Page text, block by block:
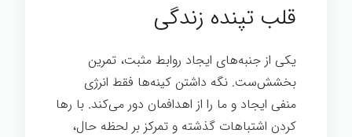
قلب تپنده زندگی
یکی از جنبه‌های ایجاد روابط مثبت، تمرین
بخشش‌ست. نگه داشتن کینه‌ها فقط انرژی
منفی ایجاد و ما را از اهدافمان دور می‌کند. با رها
کردن اشتباهات گذشته و تمرکز بر لحظه حال،